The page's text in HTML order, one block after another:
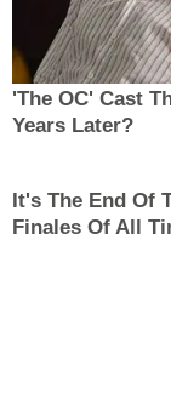
'The OC' Cast
Years Later?
It's The End Of
Finales Of All